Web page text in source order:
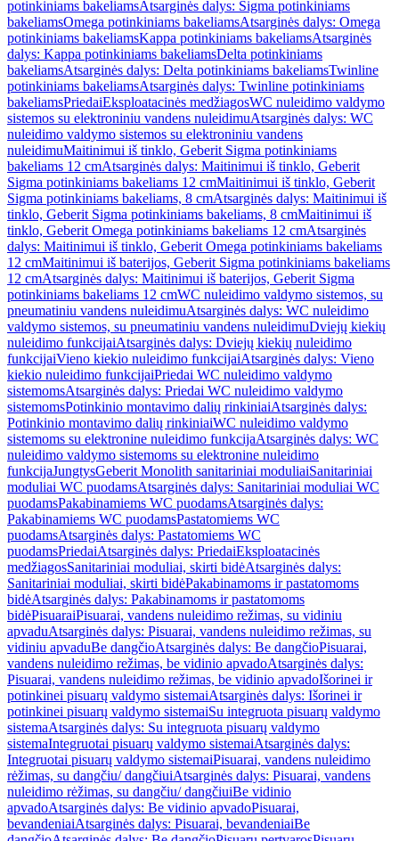
potinkiniams bakeliamsAtsarginės dalys: Sigma potinkiniams
bakeliamsOmega potinkiniams bakeliamsAtsarginės dalys: Omega
potinkiniams bakeliamsKappa potinkiniams bakeliamsAtsarginės
dalys: Kappa potinkiniams bakeliamsDelta potinkiniams
bakeliamsAtsarginės dalys: Delta potinkiniams bakeliamsTwinline
potinkiniams bakeliamsAtsarginės dalys: Twinline potinkiniams
bakeliamsPriedaiEksploatacinės medžiagosWC nuleidimo valdymo
sistemos su elektroniniu vandens nuleidimuAtsarginės dalys: WC
nuleidimo valdymo sistemos su elektroniniu vandens
nuleidimuMaitinimui iš tinklo, Geberit Sigma potinkiniams
bakeliams 12 cmAtsarginės dalys: Maitinimui iš tinklo, Geberit
Sigma potinkiniams bakeliams 12 cmMaitinimui iš tinklo, Geberit
Sigma potinkiniams bakeliams, 8 cmAtsarginės dalys: Maitinimui iš
tinklo, Geberit Sigma potinkiniams bakeliams, 8 cmMaitinimui iš
tinklo, Geberit Omega potinkiniams bakeliams 12 cmAtsarginės
dalys: Maitinimui iš tinklo, Geberit Omega potinkiniams bakeliams
12 cmMaitinimui iš baterijos, Geberit Sigma potinkiniams bakeliams
12 cmAtsarginės dalys: Maitinimui iš baterijos, Geberit Sigma
potinkiniams bakeliams 12 cmWC nuleidimo valdymo sistemos, su
pneumatiniu vandens nuleidimuAtsarginės dalys: WC nuleidimo
valdymo sistemos, su pneumatiniu vandens nuleidimuDviejų kiekių
nuleidimo funkcijaiAtsarginės dalys: Dviejų kiekių nuleidimo
funkcijaiVieno kiekio nuleidimo funkcijaiAtsarginės dalys: Vieno
kiekio nuleidimo funkcijaiPriedai WC nuleidimo valdymo
sistemomsAtsarginės dalys: Priedai WC nuleidimo valdymo
sistemomsPotinkinio montavimo dalių rinkiniaiAtsarginės dalys:
Potinkinio montavimo dalių rinkiniaiWC nuleidimo valdymo
sistemoms su elektronine nuleidimo funkcijaAtsarginės dalys: WC
nuleidimo valdymo sistemoms su elektronine nuleidimo
funkcijaJungtysGeberit Monolith sanitariniai moduliaiSanitariniai
moduliai WC puodamsAtsarginės dalys: Sanitariniai moduliai WC
puodamsPakabinamiems WC puodamsAtsarginės dalys:
Pakabinamiems WC puodamsPastatomiems WC
puodamsAtsarginės dalys: Pastatomiems WC
puodamsPriedaiAtsarginės dalys: PriedaiEksploatacinės
medžiagosSanitariniai moduliai, skirti bidėAtsarginės dalys:
Sanitariniai moduliai, skirti bidėPakabinamoms ir pastatomoms
bidėAtsarginės dalys: Pakabinamoms ir pastatomoms
bidėPisuaraiPisuarai, vandens nuleidimo režimas, su vidiniu
apvaduAtsarginės dalys: Pisuarai, vandens nuleidimo režimas, su
vidiniu apvaduBe dangčioAtsarginės dalys: Be dangčioPisuarai,
vandens nuleidimo režimas, be vidinio apvadoAtsarginės dalys:
Pisuarai, vandens nuleidimo režimas, be vidinio apvadoIšorinei ir
potinkinei pisuarų valdymo sistemaiAtsarginės dalys: Išorinei ir
potinkinei pisuarų valdymo sistemaiSu integruota pisuarų valdymo
sistemaAtsarginės dalys: Su integruota pisuarų valdymo
sistemaIntegruotai pisuarų valdymo sistemaiAtsarginės dalys:
Integruotai pisuarų valdymo sistemaiPisuarai, vandens nuleidimo
rėžimas, su dangčiu/ dangčiuiAtsarginės dalys: Pisuarai, vandens
nuleidimo rėžimas, su dangčiu/ dangčiuiBe vidinio
apvadoAtsarginės dalys: Be vidinio apvadoPisuarai,
bevandeniaiAtsarginės dalys: Pisuarai, bevandeniaiBe